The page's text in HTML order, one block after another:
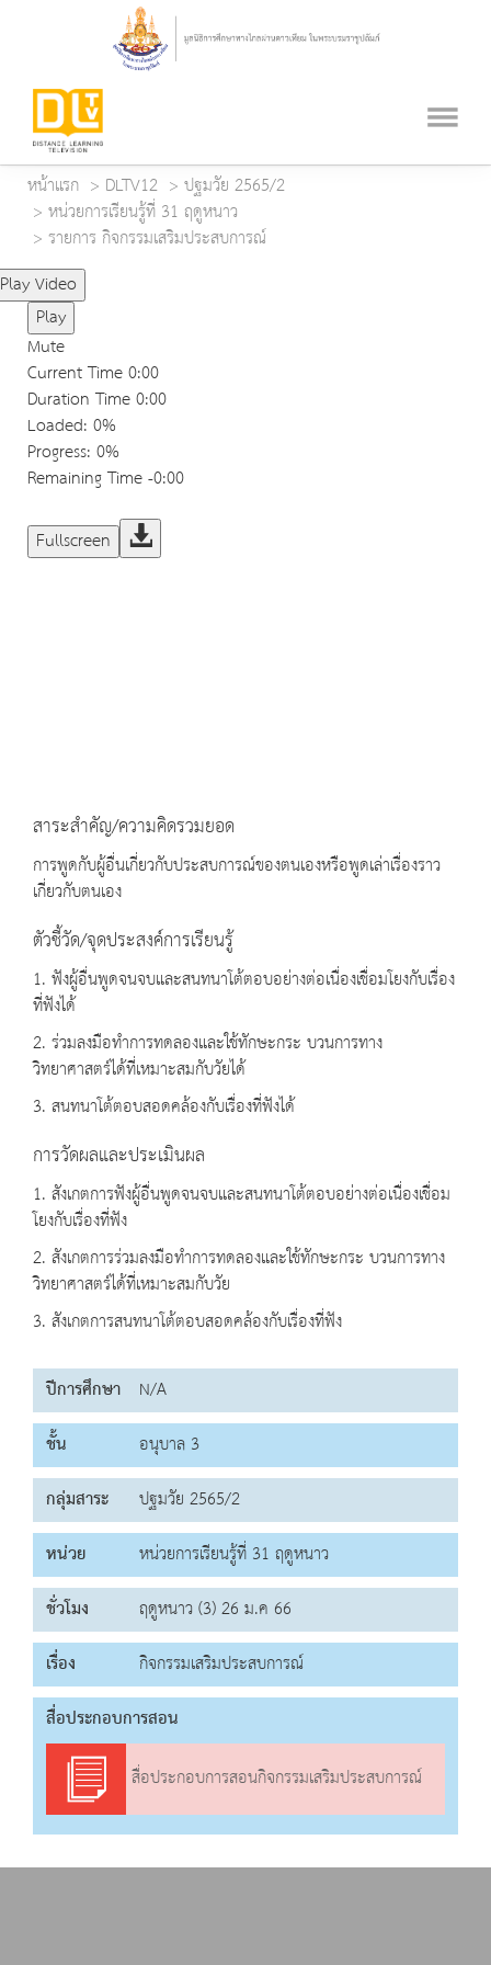
หน้าแรก DLTV12
ปฐมวัย 2565/2
หน่วยการเรียนรู้ที่ 31 ฤดูหนาว
รายการ กิจกรรมเสริมประสบการณ์
Play Video
Play
Mute
Current Time0:00
Duration Time0:00
Loaded: 0%
Progress: 0%
Remaining Time-0:00
Fullscreen
สาระสำคัญ/ความคิดรวมยอด
การพูดกับผู้อื่นเกี่ยวกับประสบการณ์ของตนเองหรือพูดเล่าเรื่องราว
เกี่ยวกับตนเอง
ตัวชี้วัด/จุดประสงค์การเรียนรู้
1. ฟังผู้อื่นพูดจนจบและสนทนาโต้ตอบอย่างต่อเนื่องเชื่อมโยงกับเรื่อง
ที่ฟังได้
2. ร่วมลงมือทำการทดลองและใช้ทักษะกระ บวนการทาง
วิทยาศาสตร์ได้ที่เหมาะสมกับวัยได้
3. สนทนาโต้ตอบสอดคล้องกับเรื่องที่ฟังได้
การวัดผลและประเมินผล
1. สังเกตการฟังผู้อื่นพูดจนจบและสนทนาโต้ตอบอย่างต่อเนื่องเชื่อม
โยงกับเรื่องที่ฟัง
2. สังเกตการร่วมลงมือทำการทดลองและใช้ทักษะกระ บวนการทาง
วิทยาศาสตร์ได้ที่เหมาะสมกับวัย
3. สังเกตการสนทนาโต้ตอบสอดคล้องกับเรื่องที่ฟัง
ปีการศึกษา N/A
ชั้น
อนุบาล 3
กลุ่มสาระ
ปฐมวัย 2565/2
หน่วย
หน่วยการเรียนรู้ที่ 31 ฤดูหนาว
ชั่วโมง
ฤดูหนาว (3) 26 ม.ค 66
เรื่อง
กิจกรรมเสริมประสบการณ์
สื่อประกอบการสอน
สื่อประกอบการสอนกิจกรรมเสริมประสบการณ์